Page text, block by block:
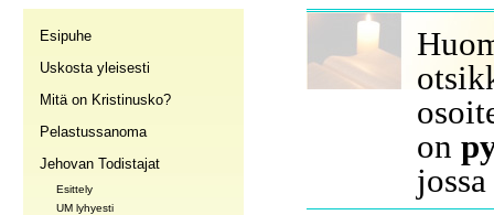
Esipuhe
Uskosta yleisesti
Mitä on Kristinusko?
Pelastussanoma
Jehovan Todistajat
Esittely
UM lyhyesti
on